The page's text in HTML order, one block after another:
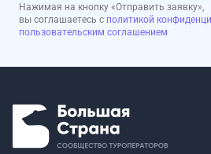
Нажимая на кнопку «Отправить заявку»,
вы соглашаетесь с политикой
пользовательским соглашением